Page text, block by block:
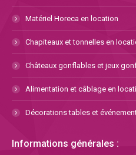
Matériel Horeca en location
Chapiteaux et tonnelles en
Châteaux gonflables et jeux
Alimentation et câblage en
Décorations tables et
Informations générales :